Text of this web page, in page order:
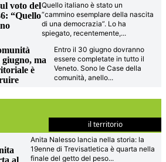
voto del
“Quello
Quello italiano è stato un
“cammino esemplare della nascita
di una democrazia”. Lo ha
spiegato, recentemente,...
ma
è
Entro il 30 giugno dovranno
essere completate in tutto il
Veneto. Sono le Case della
comunità, anello...
il territorio
Anita Nalesso lancia nella storia: la
19enne di Trevisatletica è quarta nella
finale del getto del peso...